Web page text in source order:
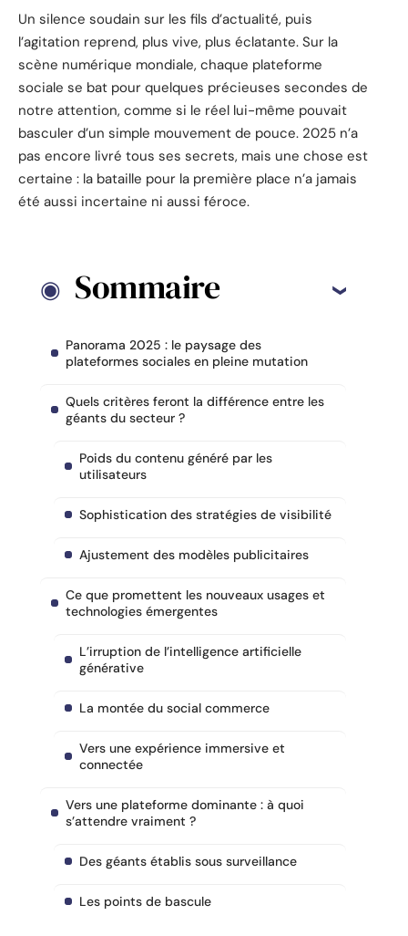
Un silence soudain sur les fils d’actualité, puis
l’agitation reprend, plus vive, plus éclatante. Sur la
scène numérique mondiale, chaque plateforme
sociale se bat pour quelques précieuses secondes de
notre attention, comme si le réel lui-même pouvait
basculer d’un simple mouvement de pouce. 2025 n’a
pas encore livré tous ses secrets, mais une chose est
certaine : la bataille pour la première place n’a jamais
été aussi incertaine ni aussi féroce.
Sommaire
Panorama 2025 : le paysage des
plateformes sociales en pleine mutation
Quels critères feront la différence entre les
géants du secteur ?
Poids du contenu généré par les
utilisateurs
Sophistication des stratégies de visibilité
Ajustement des modèles publicitaires
Ce que promettent les nouveaux usages et
technologies émergentes
L’irruption de l’intelligence artificielle
générative
La montée du social commerce
Vers une expérience immersive et
connectée
Vers une plateforme dominante : à quoi
s’attendre vraiment ?
Des géants établis sous surveillance
Les points de bascule